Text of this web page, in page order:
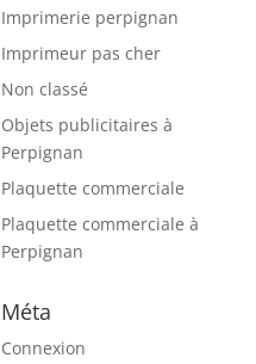
Imprimerie perpignan
Imprimeur pas cher
Non classé
Objets publicitaires à
Perpignan
Plaquette commerciale
Plaquette commerciale à
Perpignan
Méta
Connexion